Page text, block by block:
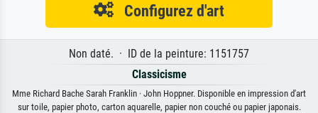
Configurez d'art
Non daté. · ID de la peinture: 1151757
Classicisme
Mme Richard Bache Sarah Franklin · John Hoppner. Disponible en impression d'art
sur toile, papier photo, carton aquarelle, papier non couché ou papier japonais.